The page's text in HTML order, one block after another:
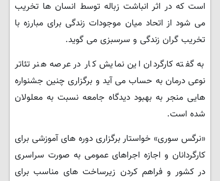
است که در اثر انباشت زباله توسط انسان ها تخریب
می شود از اتحاد میان موجودات زندگی برای مبارزه با
تخریب گران زندگی و سرسبزی می گوید.
به گفته کارگردان این نمایش کار در عرصه هنر تئاتر
نوعی درمان به حساب می آید و برگزاری چنین جشنواره
هایی منجر به بهبود دیدگاه جامعه نسبت به معلولان
شده است.
«نرگس سوری» خواستار برگزاری دوره های آموزشی برای
کارگردانان و اجازه اجراهای عمومی به صورت سراسری
در کشور و فراهم کردن زیرساخت های مناسب برای